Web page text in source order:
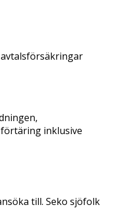
avtalsförsäkringar
inklusive
till. Seko sjöfolk